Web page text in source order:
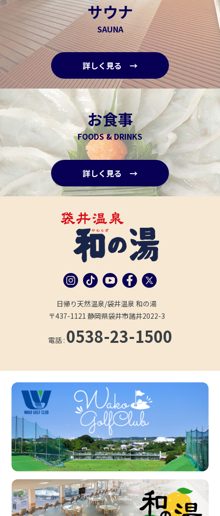
サウナ
SAUNA
詳しく見る →
お食事
FOODS & DRINKS
詳しく見る →
日帰り天然温泉/袋井温泉 和の湯
〒437-1121 静岡県袋井市諸井2022-3
電話 : 0538-23-1500